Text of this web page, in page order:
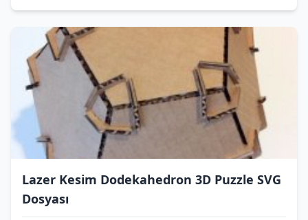
Lazer Kesim Dodekahedron 3D Puzzle SVG
Dosyası